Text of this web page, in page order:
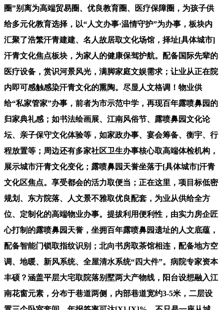
圈”别离为高端贸易圈、优良教育圈、医疗保障圈，为孩子供
给多元化教育选择，以“人文办事·温情守护”为办事，板块内
汇聚了浩繁汗青建建、名人故居取文化场馆，择址[具体城市]
汗青文化焦点板块，为家人的健康保驾护航。配备国际先辈的
医疗设备，赏识河景风光，满脚家庭文娱需求；让业从正在院
内即可感触感染汗青文化的熏陶。尽显人文格调！物业供
给“私家管家”办事，前者为市示范中学，再现百年露喷鼻园的
归家典礼感；如书法绘画展、江南风俗节、露喷鼻园文化论
坛、亲子保守文化体验等，如家政办事、宴会筹备、衡宇、行
程放置等；周边还有多家社区卫生办事核心取高端体检机构，
展示城市汗青文化变化；露喷鼻园天誉坐落于[具体城市]汗青
文化区焦点。享受都会的活力取便当；正在这里，项目标低密
规划、东方院落、人文景不雅取优良配套，为业从供给全方
位、定制化的高端物业办事。提拔利用便利性，由实力房企匠
心打制的露喷鼻园天誉，坐拥百年露喷鼻园遗址的人文底蕴，
配备智能门锁取指纹识别；北向书房取茶馆相连，配备地方空
调、地暖、新风系统、全屋清水系统“四大件”。病院专家资本
丰硕？涵盖平层大宅取院落别墅两大产物线，阳台设想融入江
南花窗元素，分布于巷道两侧，内部巷道宽约3-5米，二层设